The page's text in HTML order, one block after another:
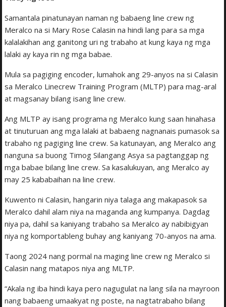
Samantala pinatunayan naman ng babaeng line crew ng
Meralco na si Mary Rose Calasin na hindi lang para sa mga
kalalakihan ang ganitong uri ng trabaho at kung kaya ng mga
lalaki ay kaya rin ng mga babae.
Mula sa pagiging encoder, lumahok ang 29-anyos na si Calasin
sa Meralco Linecrew Training Program (MLTP) para mag-aral
at magsanay bilang isang line crew.
Ang MLTP ay isang programa ng Meralco kung saan hinahasa
at tinuturuan ang mga lalaki at babaeng nagnanais pumasok sa
trabaho ng pagiging line crew. Sa katunayan, ang Meralco ang
nanguna sa buong Timog Silangang Asya sa pagtanggap ng
mga babae bilang line crew. Sa kasalukuyan, ang Meralco ay
may 25 kababaihan na line crew.
Kuwento ni Calasin, hangarin niya talaga ang makapasok sa
Meralco dahil alam niya na maganda ang kumpanya. Dagdag
niya pa, dahil sa kaniyang trabaho sa Meralco ay nabibigyan
niya ng komportableng buhay ang kaniyang 70-anyos na ama.
Taong 2024 nang pormal na maging line crew ng Meralco si
Calasin nang matapos niya ang MLTP.
“Akala ng iba hindi kaya pero nagugulat na lang sila na mayroon
nang babaeng umaakyat ng poste, na nagtatrabaho bilang